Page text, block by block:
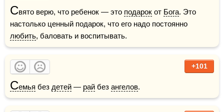
Свято верю, что ребенок — это подарок от Бога. Это
любить, баловать и воспитывать.
+101
Семья без детей — рай без ангелов.